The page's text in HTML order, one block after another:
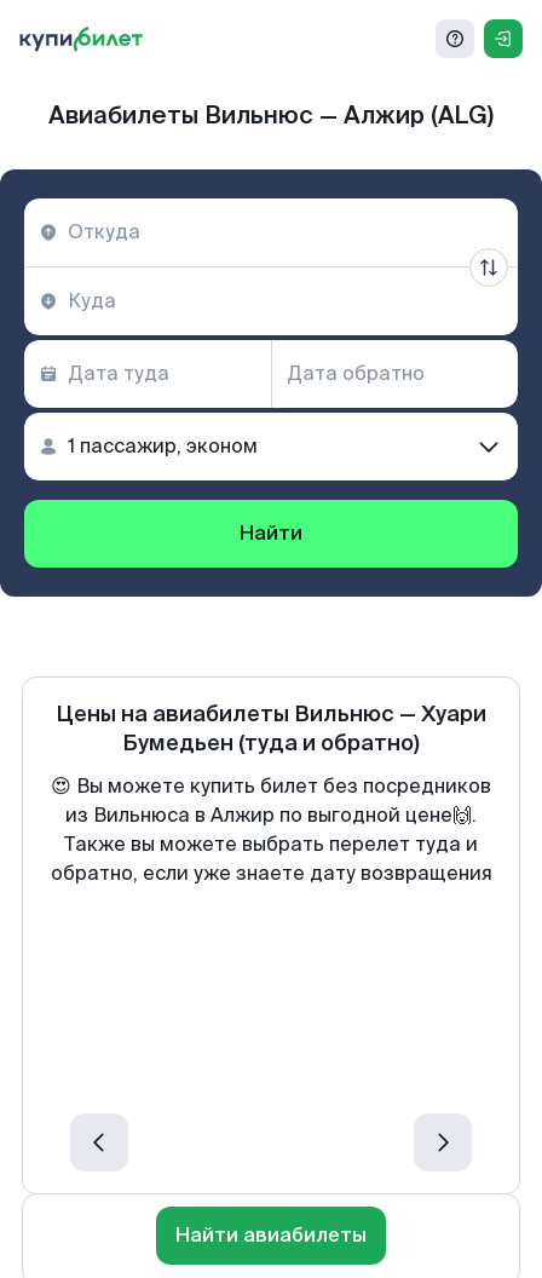
Авиабилеты Вильнюс — Алжир (ALG)
Найти
Цены на авиабилеты Вильнюс — Хуари
Бумедьен (туда и обратно)
😍 Вы можете купить билет без посредников
из Вильнюса в Алжир по выгодной цене🙌.
Также вы можете выбрать перелет туда и
обратно, если уже знаете дату возвращения
Найти авиабилеты